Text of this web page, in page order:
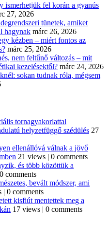
ismerhetjük fel korán a gyanús
27, 2026
tünetek, amiket
hagynak márc 26, 2026
kézben – miért fontos az
márc 25, 2026
nem feltűnő változás – mit
kezelésektől? márc 24, 2026
sokan tudnak róla, mégsem
tornagyakorlattal
helyzetfüggő szédülés 27
ellenállóvá válnak a jövő
21 views | 0 comments
és több közöttük a
0 comments
bevált módszer, ami
| 0 comments
kisfiút mentettek meg a
17 views | 0 comments